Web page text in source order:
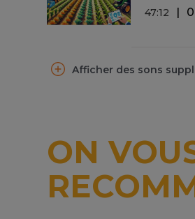
47:12
Afficher des sons
ON